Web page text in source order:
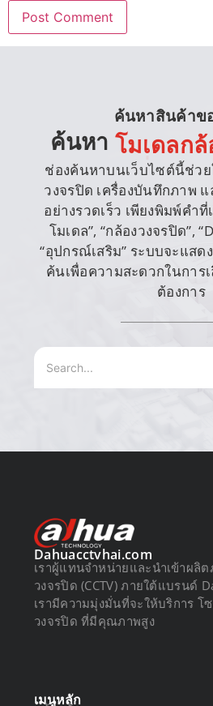
ค้นหาสินค้าข
ค้นหา โมเดลก
ช่องค้นหาบนเว็บไซต์นี้ช่ว
วงจรปิด เครื่องบันทึกภาพ
อย่างรวดเร็ว เพียงพิมพ์คำที่
โมเดล”, “กล้องวงจรปิด”,
“อุปกรณ์เสริม” ระบบจะแสด
ค้นเพื่อความสะดวกในการ
ต้องการ
Dahuacctvhai.com
เราผู้แทนจำหน่ายและนำเข้าผลิ
วงจรปิด (CCTV) ภายใต้แบรนด์
เรามีความมุ่งมั่นที่จะให้บริการ โ
วงจรปิด ที่มีคุณภาพสูง
เมนูหลัก